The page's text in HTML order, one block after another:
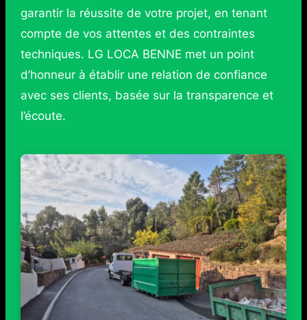
garantir la réussite de votre projet, en tenant
compte de vos attentes et des contraintes
techniques. LG LOCA BENNE met un point
d’honneur à établir une relation de confiance
avec ses clients, basée sur la transparence et
l’écoute.